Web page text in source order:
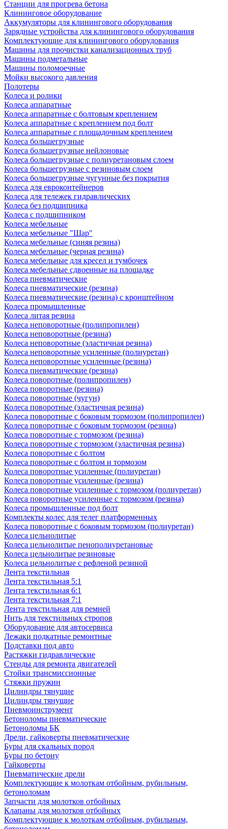
Станции для прогрева бетона
Клининговое оборудование
Аккумуляторы для клинингового оборудования
Зарядные устройства для клинингового оборудования
Комплектующие для клинингового оборудования
Машины для прочистки канализационных труб
Машины подметальные
Машины поломоечные
Мойки высокого давления
Полотеры
Колеса и ролики
Колеса аппаратные
Колеса аппаратные с болтовым креплением
Колеса аппаратные с креплением под болт
Колеса аппаратные с площадочным креплением
Колеса большегрузные
Колеса большегрузные нейлоновые
Колеса большегрузные с полиуретановым слоем
Колеса большегрузные с резиновым слоем
Колеса большегрузные чугунные без покрытия
Колеса для евроконтейнеров
Колеса для тележек гидравлических
Колеса без подшипника
Колеса с подшипником
Колеса мебельные
Колеса мебельные "Шар"
Колеса мебельные (синяя резина)
Колеса мебельные (черная резина)
Колеса мебельные для кресел и тумбочек
Колеса мебельные сдвоенные на площадке
Колеса пневматические
Колеса пневматические (резина)
Колеса пневматические (резина) с кронштейном
Колеса промышленные
Колеса литая резина
Колеса неповоротные (полипропилен)
Колеса неповоротные (резина)
Колеса неповоротные (эластичная резина)
Колеса неповоротные усиленные (полиуретан)
Колеса неповоротные усиленные (резина)
Колеса пневматические (резина)
Колеса поворотные (полипропилен)
Колеса поворотные (резина)
Колеса поворотные (чугун)
Колеса поворотные (эластичная резина)
Колеса поворотные c боковым тормозом (полипропилен)
Колеса поворотные c боковым тормозом (резина)
Колеса поворотные c тормозом (резина)
Колеса поворотные c тормозом (эластичная резина)
Колеса поворотные с болтом
Колеса поворотные с болтом и тормозом
Колеса поворотные усиленные (полиуретан)
Колеса поворотные усиленные (резина)
Колеса поворотные усиленные с тормозом (полиуретан)
Колеса поворотные усиленные с тормозом (резина)
Колеса промышленные под болт
Комплекты колес для телег платформенных
Колеса поворотные c боковым тормозом (полиуретан)
Колеса цельнолитые
Колеса цельнолитые пенополиуретановые
Колеса цельнолитые резиновые
Колеса цельнолитые с рефленой резиной
Лента текстильная
Лента текстильная 5:1
Лента текстильная 6:1
Лента текстильная 7:1
Лента текстильная для ремней
Нить для текстильных стропов
Оборудование для автосервиса
Лежаки подкатные ремонтные
Подставки под авто
Растяжки гидравлические
Стенды для ремонта двигателей
Стойки трансмиссионные
Стяжки пружин
Цилиндры тянущие
Цилиндры тянущие
Пневмоинструмент
Бетоноломы пневматические
Бетоноломы БК
Дрели, гайковерты пневматические
Буры для скальных пород
Буры по бетону
Гайковерты
Пневматические дрели
Комплектующие к молоткам отбойным, рубильным,
бетоноломам
Запчасти для молотков отбойных
Клапаны для молотков отбойных
Комплектующие к молоткам отбойным, рубильным,